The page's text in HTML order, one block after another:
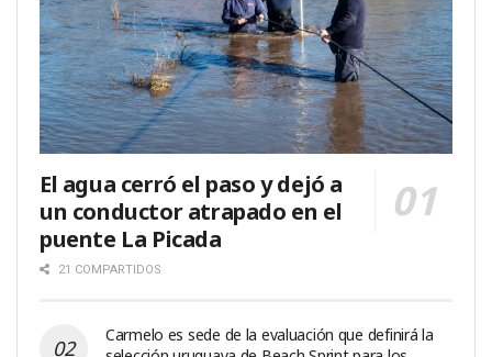
El agua cerró el paso y dejó a
un conductor atrapado en el
puente La Picada
21 COMPARTIDOS
Carmelo es sede de la evaluación que definirá la